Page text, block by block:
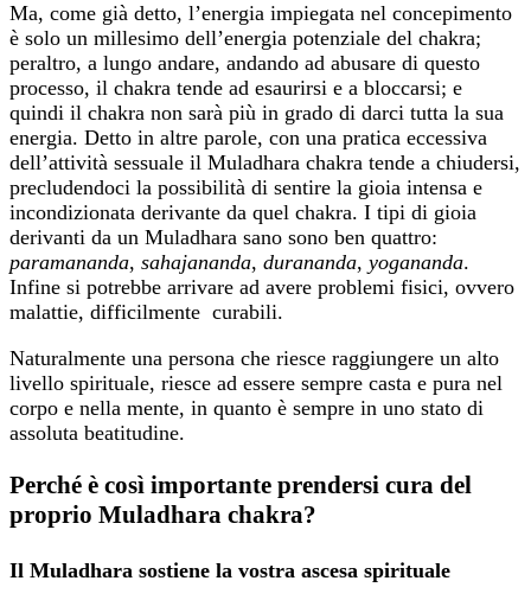
Ma, come già detto, l’energia impiegata nel concepimento
è solo un millesimo dell’energia potenziale del chakra;
peraltro, a lungo andare, andando ad abusare di questo
processo, il chakra tende ad esaurirsi e a bloccarsi; e
quindi il chakra non sarà più in grado di darci tutta la sua
energia. Detto in altre parole, con una pratica eccessiva
dell’attività sessuale il Muladhara chakra tende a chiudersi,
precludendoci la possibilità di sentire la gioia intensa e
incondizionata derivante da quel chakra. I tipi di gioia
derivanti da un Muladhara sano sono ben quattro:
paramananda, sahajananda, durananda, yogananda.
Infine si potrebbe arrivare ad avere problemi fisici, ovvero
malattie, difficilmente curabili.
Naturalmente una persona che riesce raggiungere un alto
livello spirituale, riesce ad essere sempre casta e pura nel
corpo e nella mente, in quanto è sempre in uno stato di
assoluta beatitudine.
Perché è così importante prendersi cura del
proprio Muladhara chakra?
Il Muladhara sostiene la vostra ascesa spirituale